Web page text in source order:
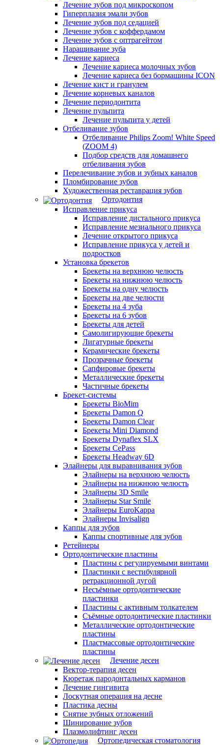
Лечение зубов под микроскопом
Гиперплазия эмали зубов
Лечение зубов под седацией
Лечение зубов с коффердамом
Лечение зубов с оптрагейтом
Наращивание зуба
Лечение кариеса
Лечение кариеса молочных зубов
Лечение кариеса без бормашины ICON
Лечение кист и гранулем
Лечение корневых каналов
Лечение периодонтита
Лечение пульпита
Лечение пульпита у детей
Отбеливание зубов
Отбеливание Philips Zoom! White Speed
(ZOOM 4)
Подбор средств для домашнего
отбеливания зубов
Перелечивание зубов и зубных каналов
Пломбирование зубов
Художественная реставрация зубов
Ортодонтия
Исправление прикуса
Исправление дистального прикуса
Исправление мезиального прикуса
Лечение открытого прикуса
Исправление прикуса у детей и
подростков
Установка брекетов
Брекеты на верхнюю челюсть
Брекеты на нижнюю челюсть
Брекеты на одну челюсть
Брекеты на две челюсти
Брекеты на 4 зуба
Брекеты на 6 зубов
Брекеты для детей
Самолигирующие брекеты
Лигатурные брекеты
Керамические брекеты
Прозрачные брекеты
Сапфировые брекеты
Металлические брекеты
Частичные брекеты
Брекет-системы
Брекеты BioMim
Брекеты Damon Q
Брекеты Damon Clear
Брекеты Mini Diamond
Брекеты Dynaflex SLX
Брекеты CePass
Брекеты Headway 6D
Элайнеры для выравнивания зубов
Элайнеры на верхнюю челюсть
Элайнеры на нижнюю челюсть
Элайнеры 3D Smile
Элайнеры Star Smile
Элайнеры EuroKappa
Элайнеры Invisalign
Каппы для зубов
Каппы спортивные для зубов
Ретейнеры
Ортодонтические пластины
Пластины с регулируемыми винтами
Пластинки с вестибулярной
ретракционной дугой
Несъёмные ортодонтические
пластинки
Пластины с активным толкателем
Съёмные ортодонтические пластинки
Металлические ортодонтические
пластины
Пластмассовые ортодонтические
пластины
Лечение десен
Вектор-терапия десен
Кюретаж пародонтальных карманов
Лечение гингивита
Лоскутная операция на десне
Пластика десны
Снятие зубных отложений
Шинирование зубов
Плазмолифтинг десен
Ортопедическая стоматология